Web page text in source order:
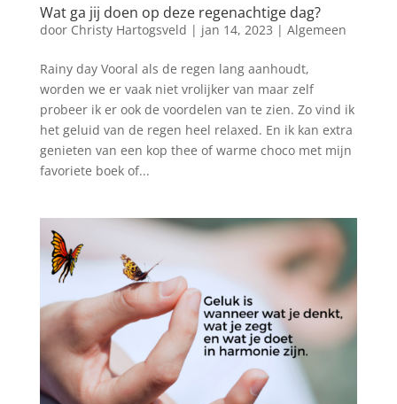
Wat ga jij doen op deze regenachtige dag?
door Christy Hartogsveld | jan 14, 2023 | Algemeen
Rainy day Vooral als de regen lang aanhoudt,
worden we er vaak niet vrolijker van maar zelf
probeer ik er ook de voordelen van te zien. Zo vind ik
het geluid van de regen heel relaxed. En ik kan extra
genieten van een kop thee of warme choco met mijn
favoriete boek of...